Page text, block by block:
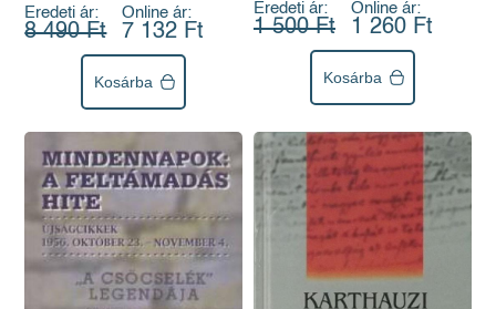
Eredeti ár:
8 490 Ft
Online ár:
7 132 Ft
Kosárba
Eredeti ár:
1 500 Ft
Online ár:
1 260 Ft
Kosárba